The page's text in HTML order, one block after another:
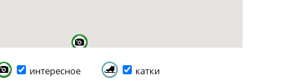
интересное катки